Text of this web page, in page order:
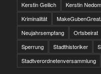
Kerstin Geilich
Kerstin
Kriminalität
Neujahrsempfang
Ortsbeirat
Sperrung
Stadthistoriker
Stadtverordnetenversammlung